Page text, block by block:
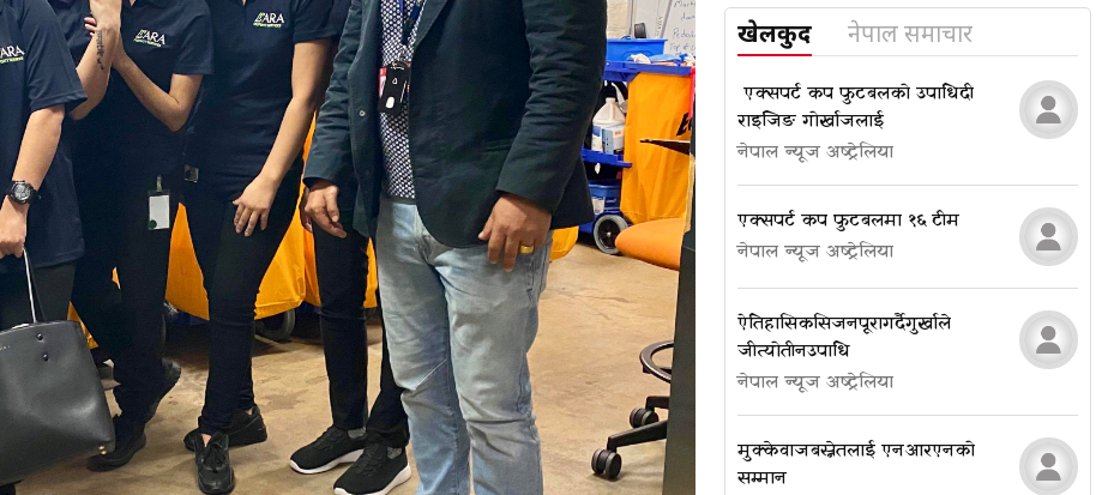
खेलकुद नेपाल समाचार
​​​​​​​ एक्सपर्ट कप फुटबलको उपाधि दी
राइजिङ गोर्खाजलाई
नेपाल न्यूज अष्ट्रेलिया
एक्सपर्ट कप फुटबलमा १६ टीम
नेपाल न्यूज अष्ट्रेलिया
ऐतिहासिक सिजन पूरा गर्दै गुर्खाले
जीत्यो तीन उपाधि
नेपाल न्यूज अष्ट्रेलिया
मुक्केवाज बस्नेतलाई एनआरएनको
सम्मान